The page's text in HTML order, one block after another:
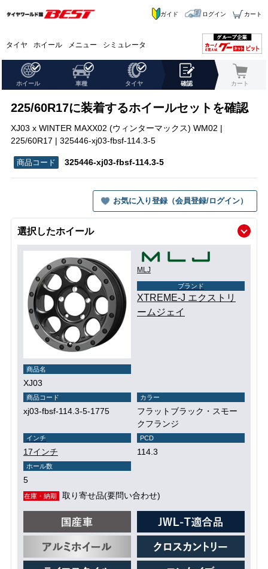
タイヤ ホイール メニュー シミュレータ
ガイド ログイン カート
ホイール 車種 タイヤ 確認 カート
225/60R17に装着するホイールセットを確認
XJ03 x WINTER MAXX02 (ウィンターマックス) WM02 |
225/60R17 | 325446-xj03-fbsf-114.3-5
325446-xj03-fbsf-114.3-5
お気に入り登録（会員登録/ログイン）
選択したホイール
MLJ
ブランド
XTREME-J エクストリ
ームジェイ
商品名
XJ03
商品コード
xj03-fbsf-114.3-5-1775
カラー
フラットブラック・スモー
クフランジ
インチ
17インチ
PCD
114.3
ホール数
5
在庫・納期 取り寄せ品(要問い合わせ)